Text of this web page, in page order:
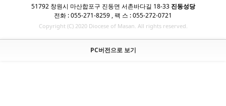
51792 창원시 마산합포구 진동면 서촌바다길 18-33 진동성당
전화 : 055-271-8259 , 팩 스 : 055-272-0721
Copyright (C) 2020 Diocese of Masan. All rights reserved.
PC버전으로 보기